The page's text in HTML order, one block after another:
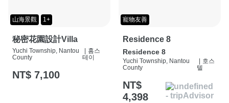
山海景觀 1+
秘密花園設計Villa
Yuchi Township, Nantou
County
홈스
테이
NT$ 7,100
寵物友善
Residence 8
Residence 8
Yuchi Township, Nantou
County
호스
텔
NT$
4,398